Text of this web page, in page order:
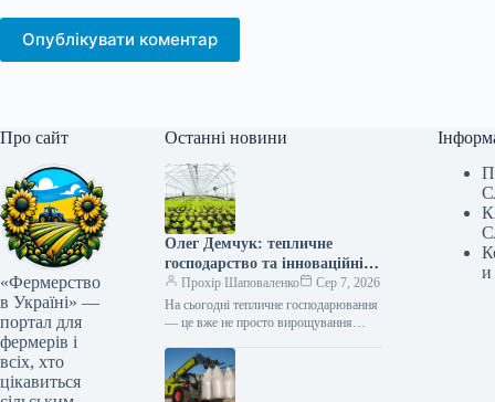
Опублікувати коментар
Про сайт
«Фермерство
в Україні» —
портал для
фермерів і
всіх, хто
цікавиться
Останні новини
Олег Демчук: тепличне
господарство та інноваційні
центри в Україні
Прохір Шаповаленко
Сер 7, 2026
На сьогодні тепличне господарювання
— це вже не просто вирощування
технологій та цифрових інструментів,
що…
и